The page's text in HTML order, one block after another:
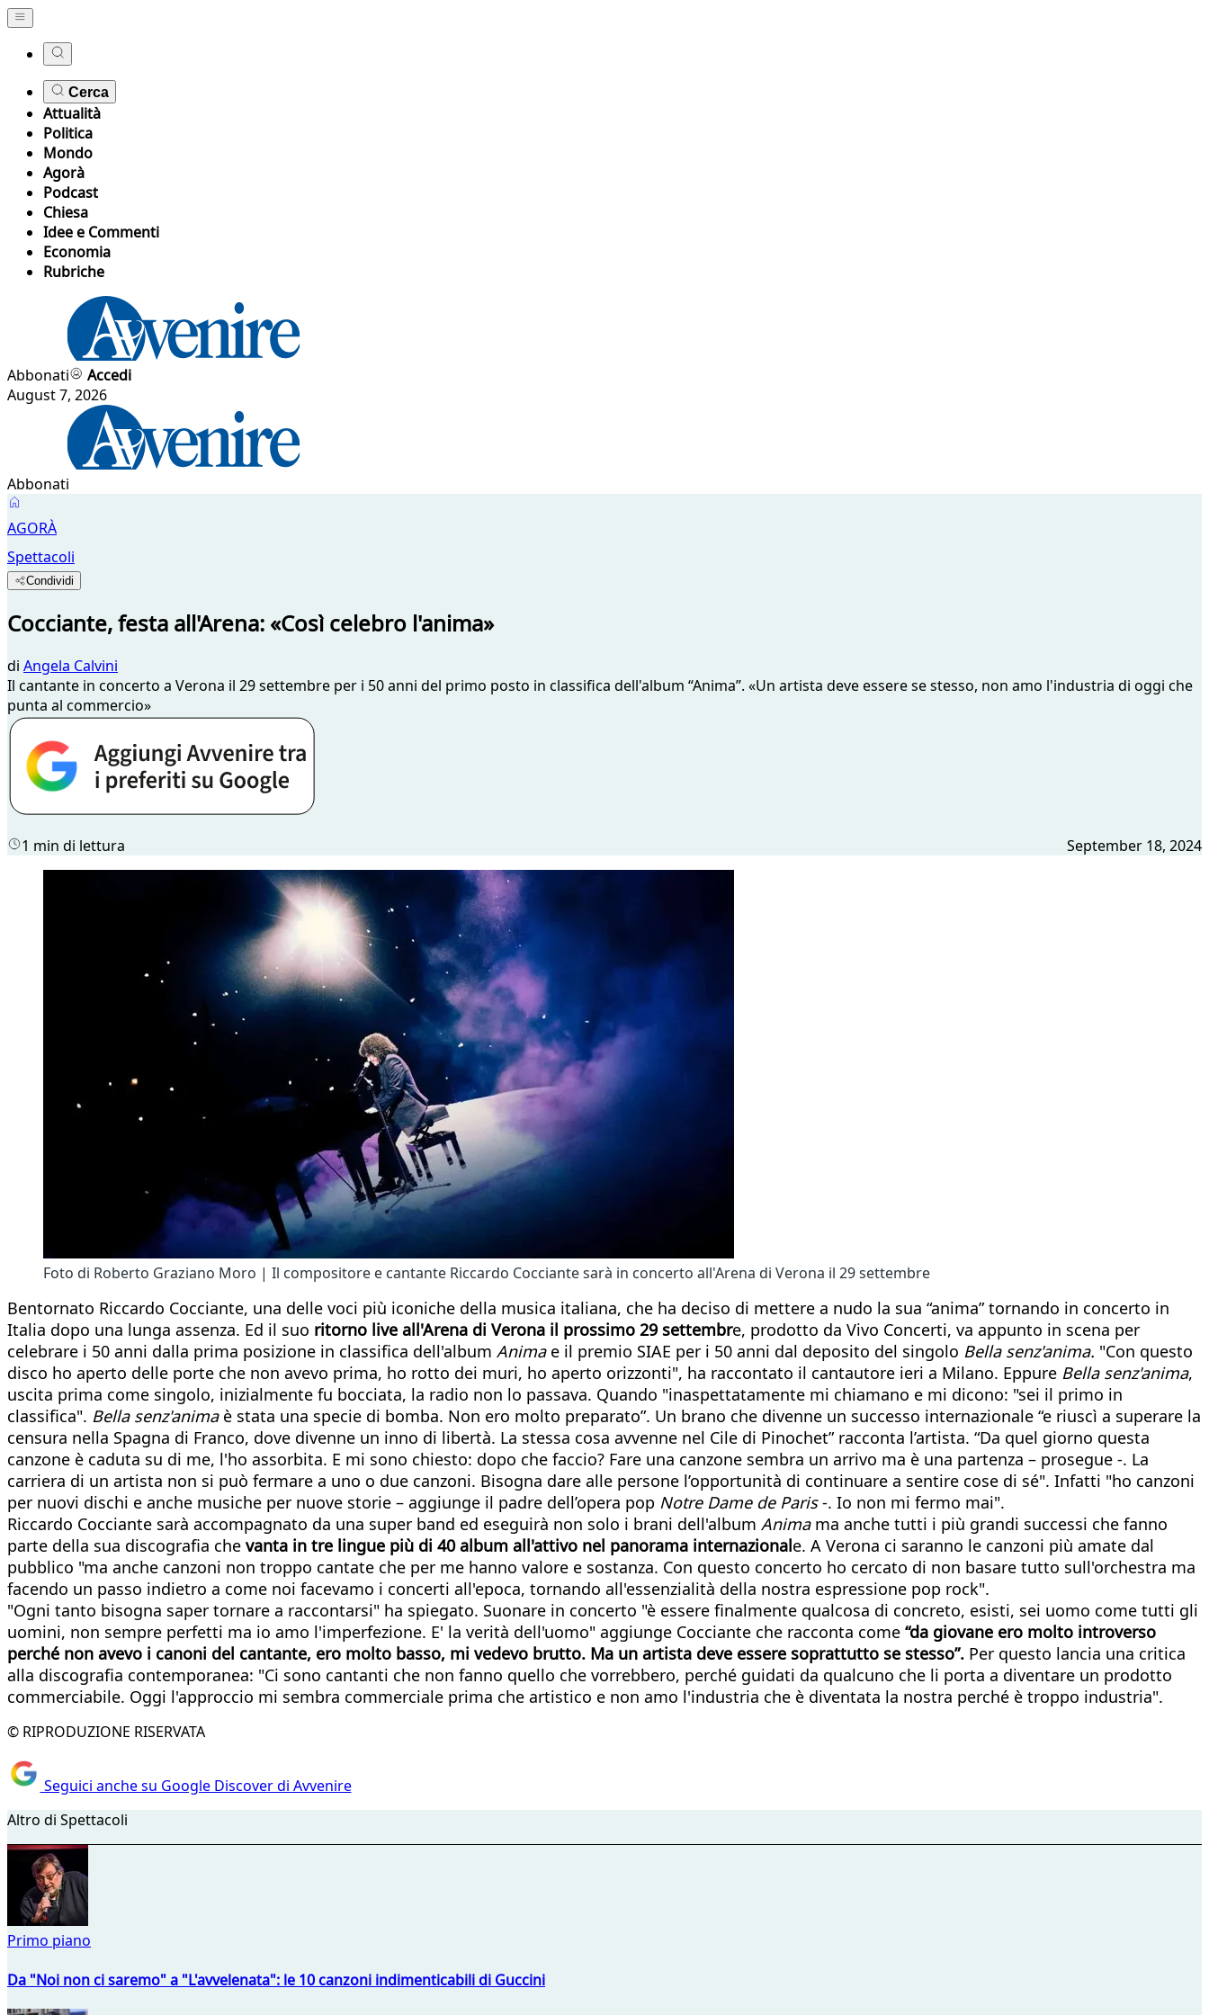
Cerca
Attualità
Politica
Mondo
Agorà
Podcast
Chiesa
Idee e Commenti
Economia
Rubriche
Abbonati
Accedi
August 7, 2026
Abbonati
AGORÀ
Spettacoli
Condividi
Cocciante, festa all'Arena: «Così celebro l'anima»
di Angela Calvini
Il cantante in concerto a Verona il 29 settembre per i 50 anni del primo posto in classifica dell'album “Anima”. «Un artista deve essere se stesso, non amo l'industria di oggi che
punta al commercio»
1 min di lettura September 18, 2024
Foto di Roberto Graziano Moro | Il compositore e cantante Riccardo Cocciante sarà in concerto all'Arena di Verona il 29 settembre
Bentornato Riccardo Cocciante, una delle voci più iconiche della musica italiana, che ha deciso di mettere a nudo la sua “anima” tornando in concerto in
Italia dopo una lunga assenza. Ed il suo ritorno live all'Arena di Verona il prossimo 29 settembre, prodotto da Vivo Concerti, va appunto in scena per
celebrare i 50 anni dalla prima posizione in classifica dell'album Animae il premio SIAE per i 50 anni dal deposito del singolo Bella senz'anima. "Con questo
disco ho aperto delle porte che non avevo prima, ho rotto dei muri, ho aperto orizzonti", ha raccontato il cantautore ieri a Milano. Eppure Bella senz'anima,
uscita prima come singolo, inizialmente fu bocciata, la radio non lo passava. Quando "inaspettatamente mi chiamano e mi dicono: "sei il primo in
classifica". Bella senz'animaè stata una specie di bomba. Non ero molto preparato”. Un brano che divenne un successo internazionale “e riuscì a superare la
censura nella Spagna di Franco, dove divenne un inno di libertà. La stessa cosa avvenne nel Cile di Pinochet” racconta l’artista. “Da quel giorno questa
canzone è caduta su di me, l'ho assorbita. E mi sono chiesto: dopo che faccio? Fare una canzone sembra un arrivo ma è una partenza – prosegue -. La
carriera di un artista non si può fermare a uno o due canzoni. Bisogna dare alle persone l’opportunità di continuare a sentire cose di sé". Infatti "ho canzoni
per nuovi dischi e anche musiche per nuove storie – aggiunge il padre dell’opera pop Notre Dame de Paris-. Io non mi fermo mai".
Riccardo Cocciante sarà accompagnato da una super band ed eseguirà non solo i brani dell'album Anima ma anche tutti i più grandi successi che fanno
parte della sua discografia che vanta in tre lingue più di 40 album all'attivo nel panorama internazionale. A Verona ci saranno le canzoni più amate dal
pubblico "ma anche canzoni non troppo cantate che per me hanno valore e sostanza. Con questo concerto ho cercato di non basare tutto sull'orchestra ma
facendo un passo indietro a come noi facevamo i concerti all'epoca, tornando all'essenzialità della nostra espressione pop rock".
"Ogni tanto bisogna saper tornare a raccontarsi" ha spiegato. Suonare in concerto "è essere finalmente qualcosa di concreto, esisti, sei uomo come tutti gli
uomini, non sempre perfetti ma io amo l'imperfezione. E' la verità dell'uomo" aggiunge Cocciante che racconta come “da giovane ero molto introverso
perché non avevo i canoni del cantante, ero molto basso, mi vedevo brutto. Ma un artista deve essere soprattutto se stesso”. Per questo lancia una critica
alla discografia contemporanea: "Ci sono cantanti che non fanno quello che vorrebbero, perché guidati da qualcuno che li porta a diventare un prodotto
commerciabile. Oggi l'approccio mi sembra commerciale prima che artistico e non amo l'industria che è diventata la nostra perché è troppo industria".
© RIPRODUZIONE RISERVATA
Seguici anche su Google Discover di Avvenire
Altro di Spettacoli
Primo piano
Da "Noi non ci saremo" a "L'avvelenata": le 10 canzoni indimenticabili di Guccini